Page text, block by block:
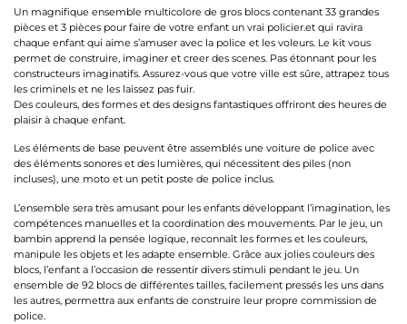
Un magnifique ensemble multicolore de gros blocs contenant 33 grandes
pièces et 3 pièces pour faire de votre enfant un vrai policier.et qui ravira
chaque enfant qui aime s’amuser avec la police et les voleurs. Le kit vous
permet de construire, imaginer et creer des scenes. Pas étonnant pour les
constructeurs imaginatifs. Assurez-vous que votre ville est sûre, attrapez tous
les criminels et ne les laissez pas fuir.
Des couleurs, des formes et des designs fantastiques offriront des heures de
plaisir à chaque enfant.
Les éléments de base peuvent être assemblés une voiture de police avec
des éléments sonores et des lumières, qui nécessitent des piles (non
incluses), une moto et un petit poste de police inclus.
L’ensemble sera très amusant pour les enfants développant l’imagination, les
compétences manuelles et la coordination des mouvements. Par le jeu, un
bambin apprend la pensée logique, reconnaît les formes et les couleurs,
manipule les objets et les adapte ensemble. Grâce aux jolies couleurs des
blocs, l’enfant a l’occasion de ressentir divers stimuli pendant le jeu. Un
ensemble de 92 blocs de différentes tailles, facilement pressés les uns dans
les autres, permettra aux enfants de construire leur propre commission de
police.